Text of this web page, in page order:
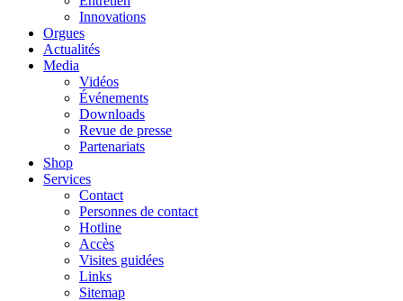
Innovations
Orgues
Actualités
Media
Vidéos
Événements
Downloads
Revue de presse
Partenariats
Shop
Services
Contact
Personnes de contact
Hotline
Accès
Visites guidées
Links
Sitemap